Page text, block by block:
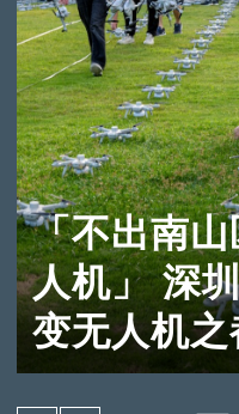
「不出南
人机」 深
变无人机之